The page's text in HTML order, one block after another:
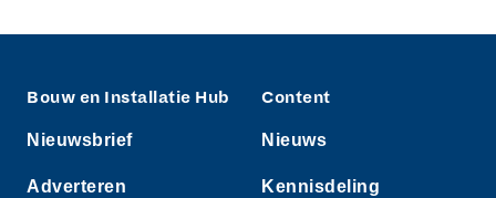
Bouw en Installatie Hub
Nieuwsbrief
Adverteren
Content
Nieuws
Kennisdeling